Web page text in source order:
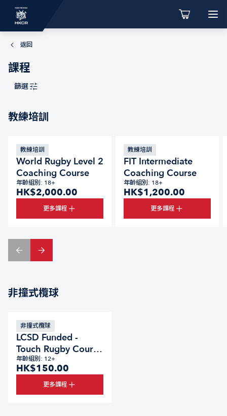
返回
課程
篩選
教練培訓
教練培訓
World Rugby Level 2
Coaching Course
年齡組別: 18+
HK$2,000.00
更多課程
教練培訓
FIT Intermediate
Coaching Course
年齡組別: 18+
HK$1,200.00
更多課程
非撞式欖球
非撞式欖球
LCSD Funded -
Touch Rugby Course
2026/27
年齡組別: 12+
HK$150.00
更多課程